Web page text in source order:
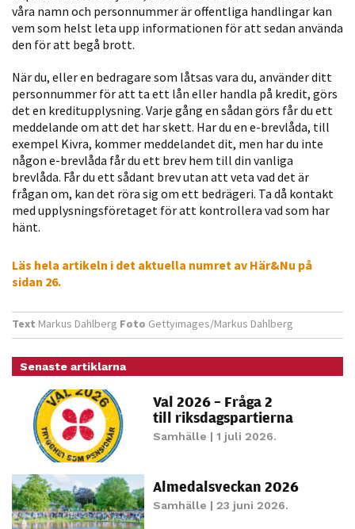
våra namn och personnummer är ­offentliga handlingar kan
vem som helst leta upp informationen för att sedan använda
den för att begå brott.
När du, eller en bedragare som låtsas vara du, använder ditt
personnummer för att ta ett lån eller handla på kredit, görs
det en kreditupplysning. Varje gång en sådan görs får du ett
meddelande om att det har skett. Har du en e-brevlåda, till
exempel Kivra, kommer meddelandet dit, men har du inte
någon e-brevlåda får du ett brev hem till din vanliga
brevlåda. Får du ett sådant brev utan att veta vad det är
frågan om, kan det röra sig om ett bedrägeri. Ta då kontakt
med upplysningsföretaget för att kontrollera vad som har
hänt.
Läs hela artikeln i det aktuella numret av Här&Nu på
sidan 26.
Text Markus Dahlberg Foto Gettyimages/Markus Dahlberg
Senaste artiklarna
Val 2026 – Fråga 2
till riksdagspartierna
Samhälle | 1 juli 2026.
Almedalsveckan 2026
Samhälle | 23 juni 2026.
välja bort. De
behövs för
över huvud
taget ska
fungera.
Statistik
För att vi ska
kunna
funktionalitet
baserat på
hur hemsidan
används.
Upplevelse
För att vår
bra som
möjligt under